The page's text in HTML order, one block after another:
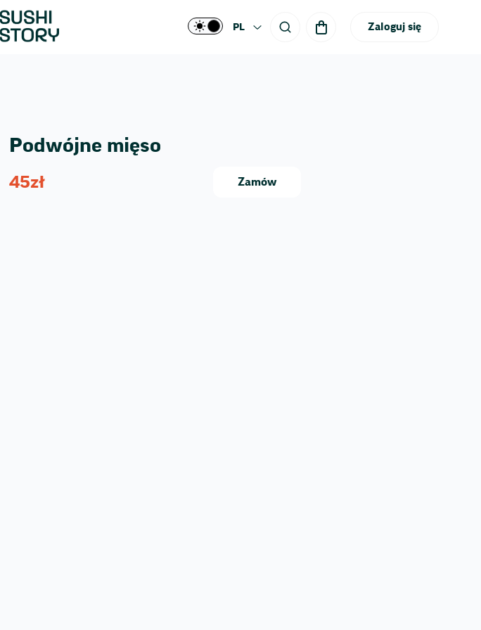
PL Zaloguj się
Podwójne mięso
45zł Zamów